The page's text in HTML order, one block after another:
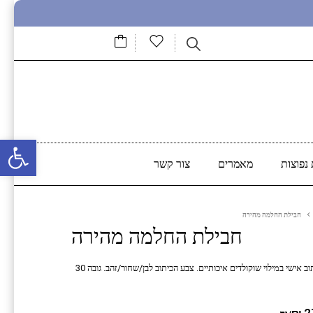
פתח סרגל נגישות
מאמרים צור קשר
חבילת החלמה מהירה
חבילת החלמה מהירה
המארז מכיל קופסא בצורת ביצה בצבע רוז גולד מגיע עם כיתוב אישי במילוי שוקולדים איכותיים. צבע הכיתוב לבן/שחור/זהב. גובה 30